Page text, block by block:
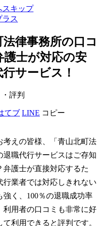
スキップ
ラス
律事務所の口コ
護士が対応の安
サービス！
評判
てブ LINE コピー
考えの皆様、「青山北町法
退職代行サービスはご存知
弁護士が直接対応するた
行業者では対応しきれない
強く、100％の退職成功率
利用者の口コミも非常に好
利用できると評判です。